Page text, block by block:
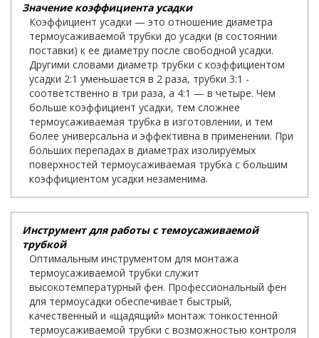
Значение коэффициента усадки
Коэффициент усадки — это отношение диаметра
термоусаживаемой трубки до усадки (в состоянии
поставки) к ее диаметру после свободной усадки.
Другими словами диаметр трубки с коэффициентом
усадки 2:1 уменьшается в 2 раза, трубки 3:1 -
соответственно в три раза, а 4:1 — в четыре. Чем
больше коэффициент усадки, тем сложнее
термоусаживаемая трубка в изготовлении, и тем
более универсальна и эффективна в применении. При
больших перепадах в диаметрах изолируемых
поверхностей термоусаживаемая трубка с большим
коэффициентом усадки незаменима.
Инструмент для работы с темоусаживаемой
трубкой
Оптимальным инструментом для монтажа
термоусаживаемой трубки служит
высокотемпературный фен. Профессиональный фен
для термоусадки обеспечивает быстрый,
качественный и «щадящий» монтаж тонкостенной
термоусаживаемой трубки с возможностью контроля